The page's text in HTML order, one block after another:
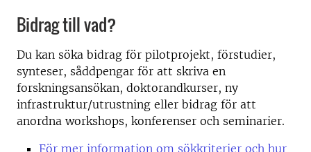
Bidrag till vad?
Du kan söka bidrag för pilotprojekt, förstudier,
synteser, såddpengar för att skriva en
forskningsansökan, doktorandkurser, ny
infrastruktur/utrustning eller bidrag för att
anordna workshops, konferenser och seminarier.
För mer information om sökkriterier och hur